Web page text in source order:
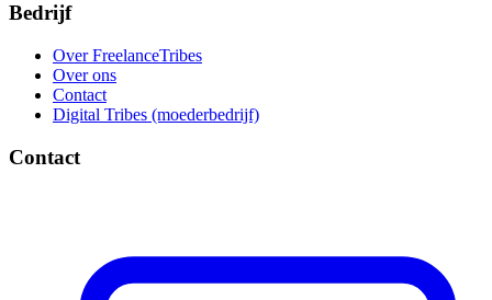
Bedrijf
Over FreelanceTribes
Over ons
Contact
Digital Tribes (moederbedrijf)
Contact